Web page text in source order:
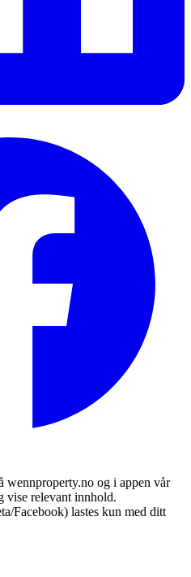
wennproperty.no og i appen vår
vise relevant innhold.
Facebook) lastes kun med ditt